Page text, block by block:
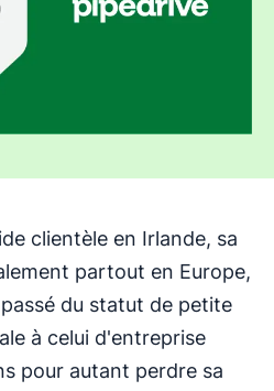
clientèle en Irlande, sa
partout en Europe,
du statut de petite
à celui d'entreprise
pour autant perdre sa